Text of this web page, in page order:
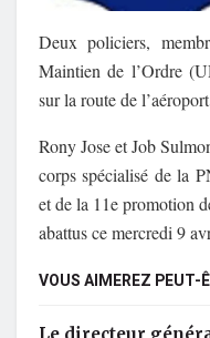
Deux policiers,
Maintien de l’Ordre
sur la route de
Rony Jose et Job
corps spécialisé de la
et de la 11e promotion
abattus ce mercredi 9
VOUS AIMEREZ PEUT-